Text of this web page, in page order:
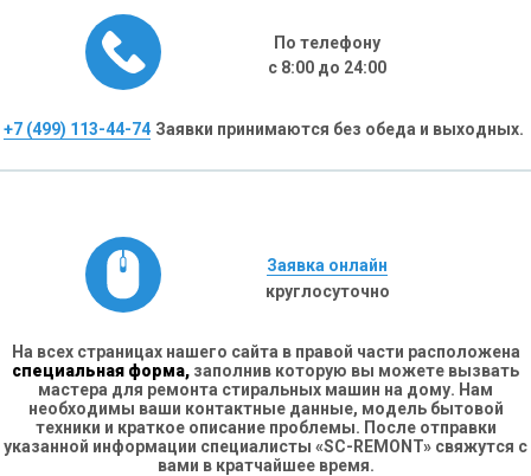
По телефону
с 8:00 до 24:00
+7 (499) 113-44-74 Заявки принимаются без обеда и выходных.
Заявка онлайн
круглосуточно
На всех страницах нашего сайта в правой части расположена
специальная форма, заполнив которую вы можете вызвать
мастера для ремонта стиральных машин на дому. Нам
необходимы ваши контактные данные, модель бытовой
техники и краткое описание проблемы. После отправки
указанной информации специалисты «SC-REMONT» свяжутся с
вами в кратчайшее время.